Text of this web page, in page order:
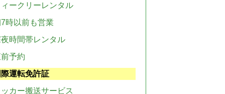
ークリーレンタル
時以前も営業
時間帯レンタル
予約
運転免許証
カー搬送サービス